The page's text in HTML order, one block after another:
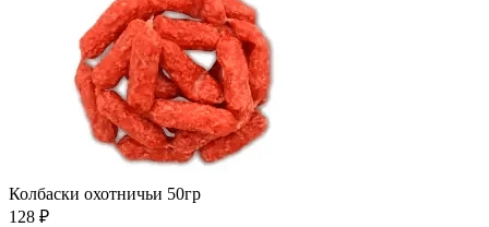
Колбаски охотничьи 50гр
128 ₽